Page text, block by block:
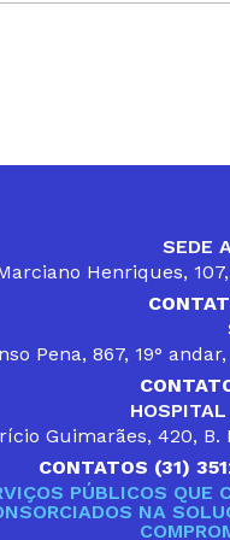
SEDE
Henriques,
Pena, 867, 19°
Guimarães, 420, B.
CONTATOS (31)
PÚBLICOS
NA